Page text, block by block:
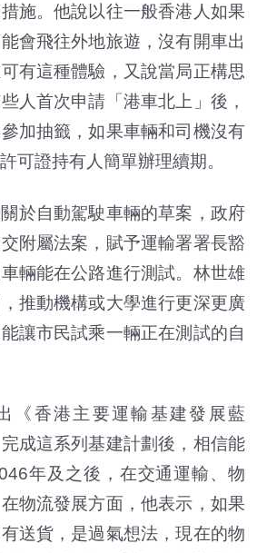
施。他說以往一般香港人如果
會飛往外地旅遊，沒有開車出
有這種體驗，又說當局正構思
人首次申請「港車北上」後，
加抽籤，如果車輛和司機沒有
可證持有人簡單辦理續期。
於自動駕駛車輛的草案，政府
附屬法案，賦予運輸署署長豁
輛能在公路進行測試。林世雄
推動機構或大學進行更深更廣
讓市民試乘一輛正在測試的自
《香港主要運輸基建發展藍
成這系列基建計劃後，相信能
年及之後，在交通運輸、物
物流發展方面，他表示，如果
送貨，是過氣想法，現在的物